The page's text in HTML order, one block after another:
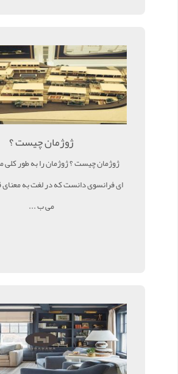
ژوژمان چیست ؟
ژوژمان چیست ؟ ژوژمان را به طور کلی
ای فرانسوی دانست که در لغت به
می ب ...